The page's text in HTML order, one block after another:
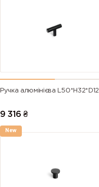
Ручка алюмінієва L50*H32*D12
9 316 ₴
New